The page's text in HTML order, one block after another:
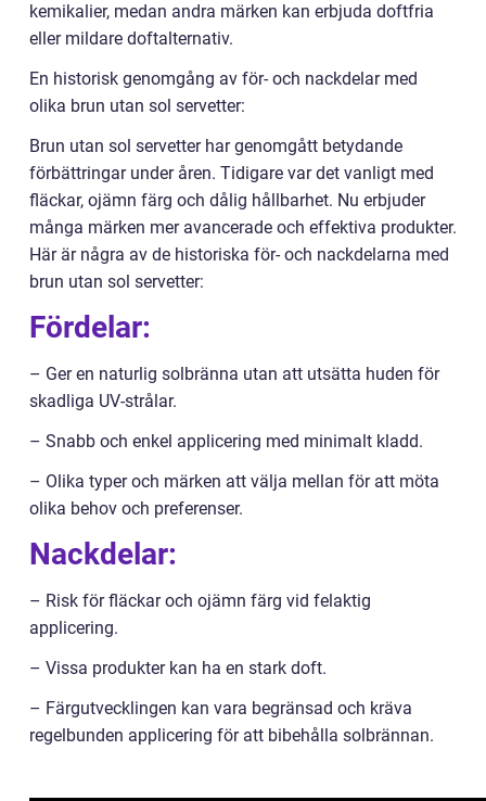
kemikalier, medan andra märken kan erbjuda doftfria
eller mildare doftalternativ.
En historisk genomgång av för- och nackdelar med
olika brun utan sol servetter:
Brun utan sol servetter har genomgått betydande
förbättringar under åren. Tidigare var det vanligt med
fläckar, ojämn färg och dålig hållbarhet. Nu erbjuder
många märken mer avancerade och effektiva produkter.
Här är några av de historiska för- och nackdelarna med
brun utan sol servetter:
Fördelar:
– Ger en naturlig solbränna utan att utsätta huden för
skadliga UV-strålar.
– Snabb och enkel applicering med minimalt kladd.
– Olika typer och märken att välja mellan för att möta
olika behov och preferenser.
Nackdelar:
– Risk för fläckar och ojämn färg vid felaktig
applicering.
– Vissa produkter kan ha en stark doft.
– Färgutvecklingen kan vara begränsad och kräva
regelbunden applicering för att bibehålla solbrännan.